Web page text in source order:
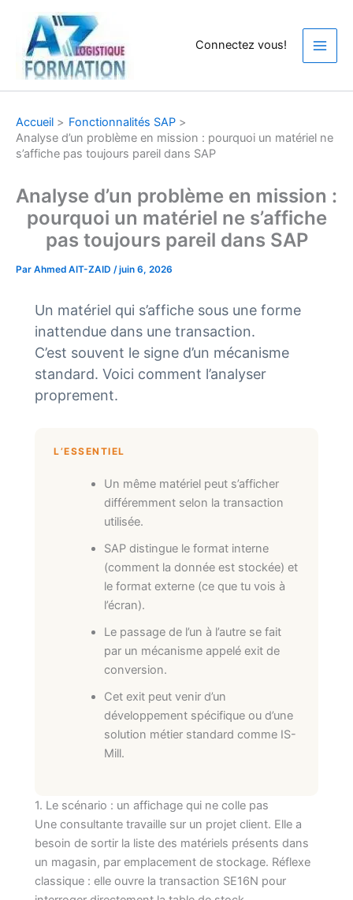
contenu
Connectez vous!
Accueil
Fonctionnalités SAP
Analyse d’un problème en mission : pourquoi un matériel ne
s’affiche pas toujours pareil dans SAP
Analyse d’un problème en mission :
pourquoi un matériel ne s’affiche
pas toujours pareil dans SAP
Par Ahmed AIT-ZAID /juin 6, 2026
Un matériel qui s’affiche sous une forme
inattendue dans une transaction.
C’est souvent le signe d’un mécanisme
standard. Voici comment l’analyser
proprement.
L’ESSENTIEL
Un même matériel peut s’afficher
différemment selon la transaction
utilisée.
SAP distingue le format interne
(comment la donnée est stockée) et
le format externe (ce que tu vois à
l’écran).
Le passage de l’un à l’autre se fait
par un mécanisme appelé exit de
conversion.
Cet exit peut venir d’un
développement spécifique ou d’une
solution métier standard comme IS-
Mill.
1. Le scénario : un affichage qui ne colle pas
Une consultante travaille sur un projet client. Elle a
besoin de sortir la liste des matériels présents dans
un magasin, par emplacement de stockage. Réflexe
classique : elle ouvre la transaction SE16N pour